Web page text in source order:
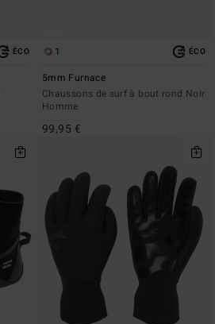
ÉCO 1 ÉCO
5mm Furnace
Chaussons de surf à bout rond Noir
Homme
99,95 €